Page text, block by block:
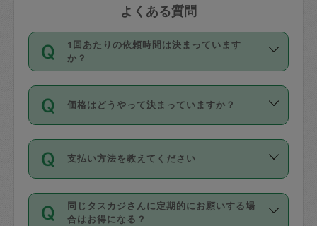
よくある質問
1回あたりの依頼時間は決まっています
か？
依頼1回につき3時間固定です。3時間を
超えて依頼したい場合は、延長機能をご
利用ください。機能をご利用いただくに
の上事前申請することが必要です。な
お、3時間を下回っても、値引き等はござ
いません。
価格はどうやって決まっていますか？
11種類の価格帯の中からタスカジさん自
身が価格を選んで設定しています。
タスカジさんの価格設定には最初は制限
があり、レビュー件数、レビューの平均
値、などで除々に設定可能な最高額が上
支払い方法を教えてください
お支払方法はクレジットカード（Visa／
Master／JCB／AMERICAN EXPRESS／
同じタスカジさんに定期的にお願いする場
合はお得になる？